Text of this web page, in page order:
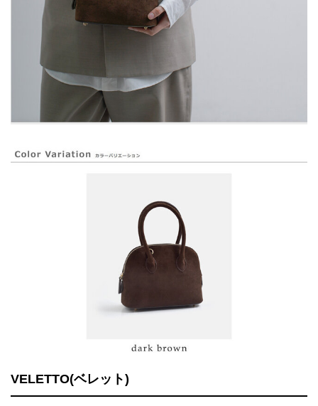
VELETTO(ベレット)